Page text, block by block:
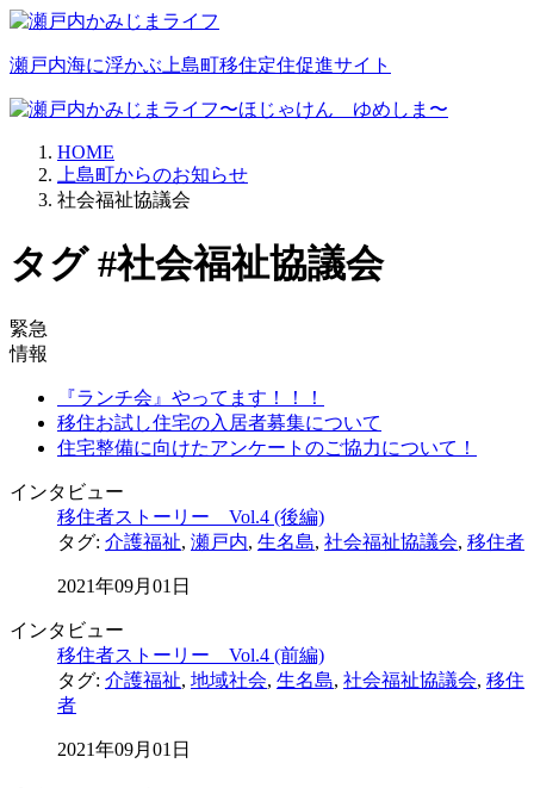
瀬戸内海に浮かぶ上島町移住定住促進サイト
HOME
上島町からのお知らせ
社会福祉協議会
タグ #社会福祉協議会
緊急
情報
『ランチ会』やってます！！！
移住お試し住宅の入居者募集について
住宅整備に向けたアンケートのご協力について！
インタビュー
移住者ストーリー Vol.4 (後編)
タグ: 介護福祉, 瀬戸内, 生名島, 社会福祉協議会, 移住者
2021年09月01日
インタビュー
移住者ストーリー Vol.4 (前編)
タグ: 介護福祉, 地域社会, 生名島, 社会福祉協議会, 移住
者
2021年09月01日